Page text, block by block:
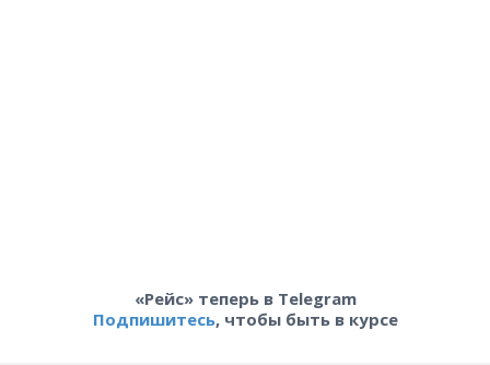
«Рейс» теперь в Telegram
Подпишитесь, чтобы быть в курсе